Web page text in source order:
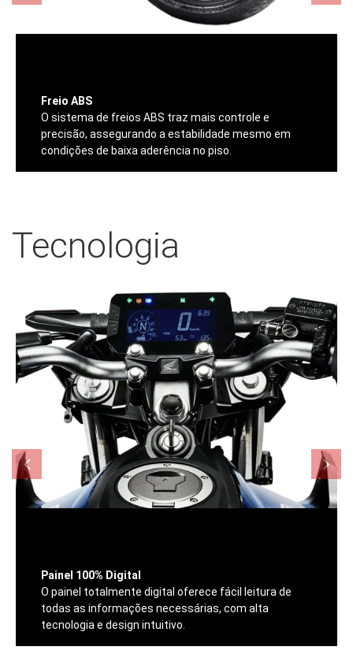
Freio ABS
O sistema de freios ABS traz mais controle e
precisão, assegurando a estabilidade mesmo em
condições de baixa aderência no piso.
Tecnologia
Painel 100% Digital
O painel totalmente digital oferece fácil leitura de
todas as informações necessárias, com alta
tecnologia e design intuitivo.